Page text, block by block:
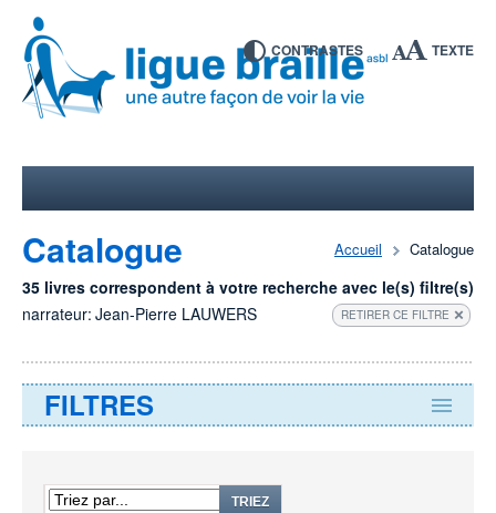
CONTRASTES TEXTE
Accueil Catalogue
Catalogue
35 livres correspondent à votre recherche avec le(s) filtre(s)
narrateur: Jean-Pierre LAUWERS RETIRER CE FILTRE
FILTRES
1 TRIEZ